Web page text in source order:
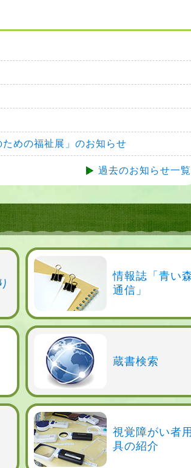
めの福祉展」のお知らせ
過去のお知らせ一覧
情報誌「青い
通信」
蔵書検索
視覚障がい者用
具の紹介